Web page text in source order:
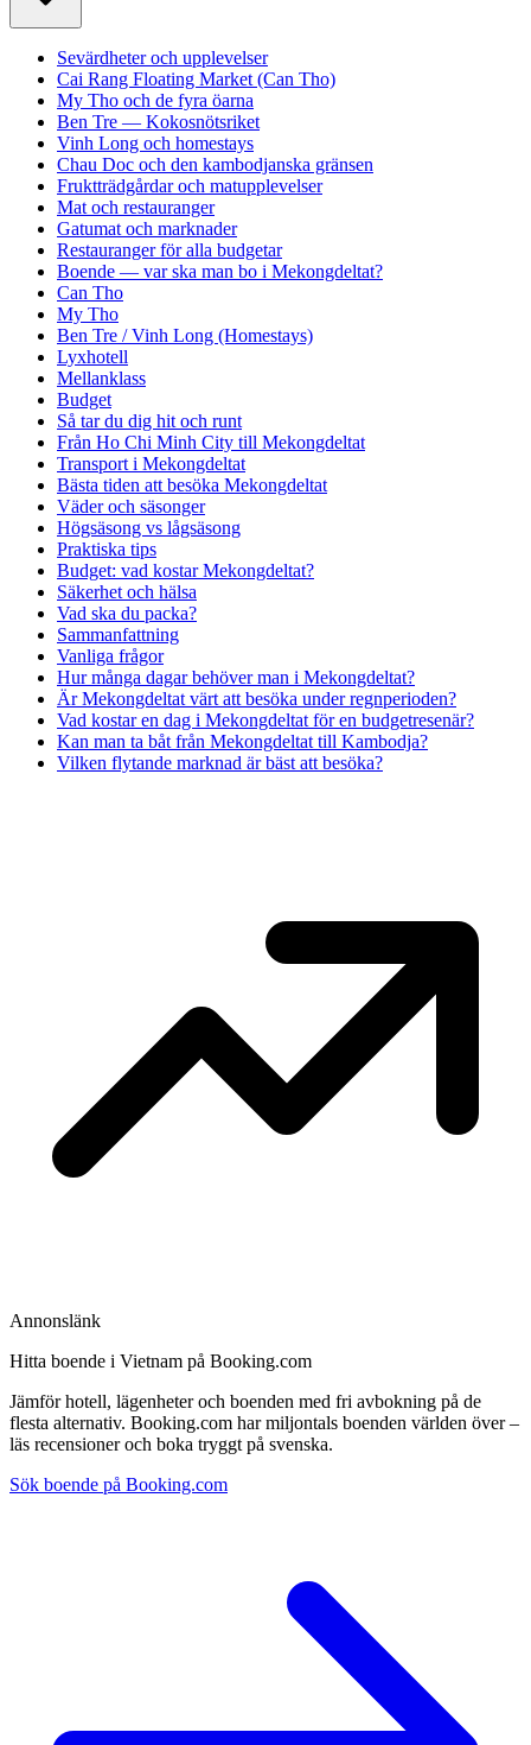
Sevärdheter och upplevelser
Cai Rang Floating Market (Can Tho)
My Tho och de fyra öarna
Ben Tre — Kokosnötsriket
Vinh Long och homestays
Chau Doc och den kambodjanska gränsen
Fruktträdgårdar och matupplevelser
Mat och restauranger
Gatumat och marknader
Restauranger för alla budgetar
Boende — var ska man bo i Mekongdeltat?
Can Tho
My Tho
Ben Tre / Vinh Long (Homestays)
Lyxhotell
Mellanklass
Budget
Så tar du dig hit och runt
Från Ho Chi Minh City till Mekongdeltat
Transport i Mekongdeltat
Bästa tiden att besöka Mekongdeltat
Väder och säsonger
Högsäsong vs lågsäsong
Praktiska tips
Budget: vad kostar Mekongdeltat?
Säkerhet och hälsa
Vad ska du packa?
Sammanfattning
Vanliga frågor
Hur många dagar behöver man i Mekongdeltat?
Är Mekongdeltat värt att besöka under regnperioden?
Vad kostar en dag i Mekongdeltat för en budgetresenär?
Kan man ta båt från Mekongdeltat till Kambodja?
Vilken flytande marknad är bäst att besöka?
Annonslänk
Hitta boende i Vietnam på Booking.com
Jämför hotell, lägenheter och boenden med fri avbokning på de
flesta alternativ. Booking.com har miljontals boenden världen över –
läs recensioner och boka tryggt på svenska.
Sök boende på Booking.com